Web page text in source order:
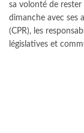
sa volonté de
dimanche avec ses
(CPR), les
législatives et